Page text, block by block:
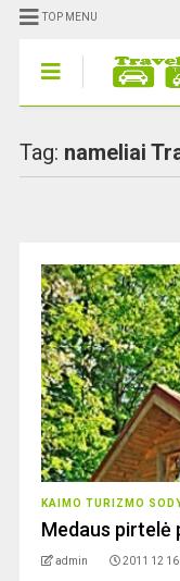
TOP MENU
Tag: nameliai
KAIMO TURIZMO
Medaus pirtelė
admin 2011 12 16